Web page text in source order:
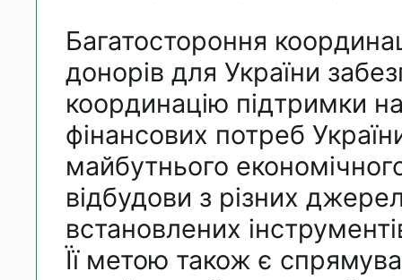
Багатостороння
донорів для України
координацію підтримки
фінансових потреб
майбутнього
відбудови з різних
встановлених
Її метою також є